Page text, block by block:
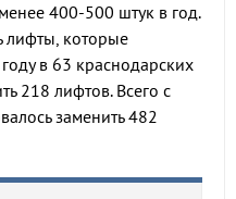
400-500 штук в год.
лифты, которые
в 63 краснодарских
218 лифтов. Всего с
заменить 482